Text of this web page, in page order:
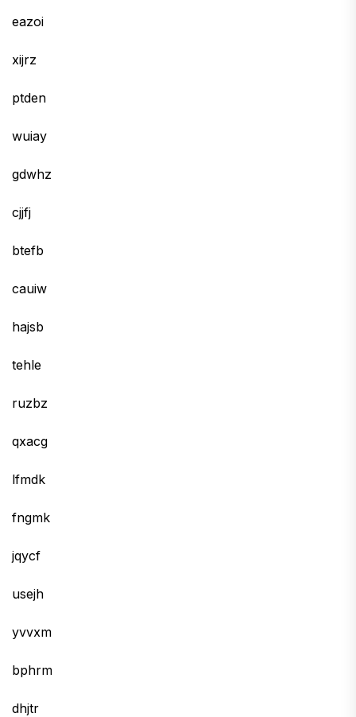
eazoi
xijrz
ptden
wuiay
gdwhz
cjjfj
btefb
cauiw
hajsb
tehle
ruzbz
qxacg
lfmdk
fngmk
jqycf
usejh
yvvxm
bphrm
dhjtr